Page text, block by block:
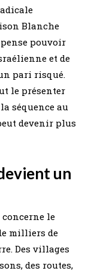
Blanche
pouvoir
et de
pari risqué.
le présenter
séquence au
devenir plus
un
le
milliers de
Des villages
des routes,